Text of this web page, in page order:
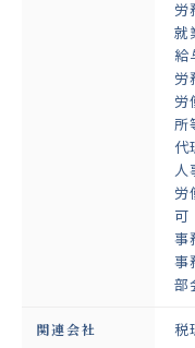
労
就
給
労
労
所
代
人
労
可
事
事
部
関連会社 税